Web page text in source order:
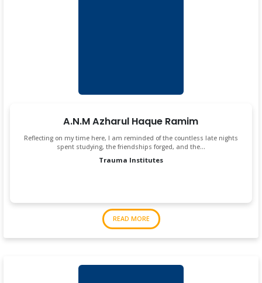
A.N.M Azharul Haque Ramim
Reflecting on my time here, I am reminded of the countless late nights
spent studying, the friendships forged, and the…
Trauma Institutes
READ MORE